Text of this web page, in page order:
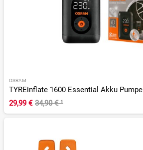
OSRAM
TYREinflate 1600 Essential Akku Pumpe
29,99 € 34,90 €¹